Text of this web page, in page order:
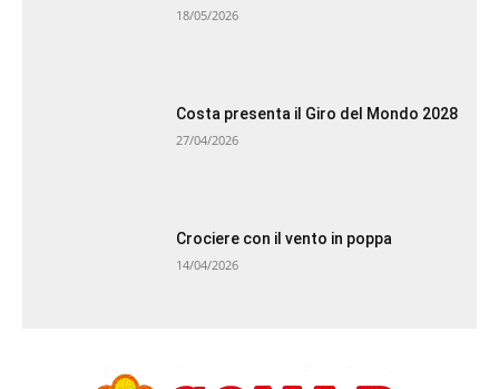
18/05/2026
Costa presenta il Giro del Mondo 2028
27/04/2026
Crociere con il vento in poppa
14/04/2026